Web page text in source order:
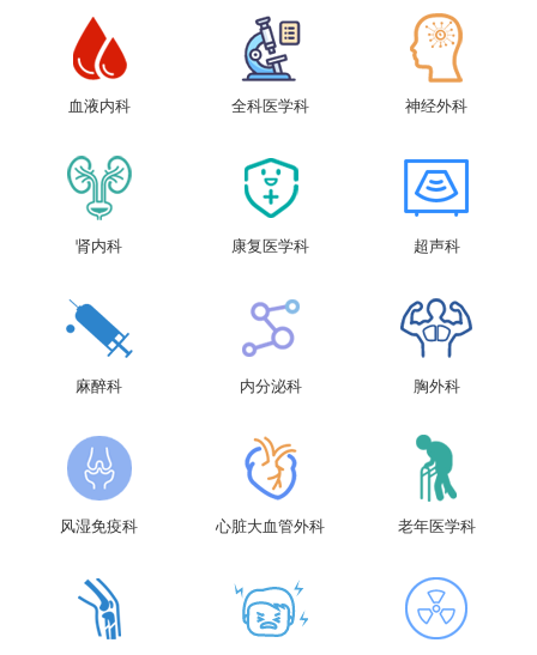
血液内科 全科医学科 神经外科
肾内科 康复医学科 超声科
麻醉科 内分泌科 胸外科
风湿免疫科 心脏大血管外科 老年医学科